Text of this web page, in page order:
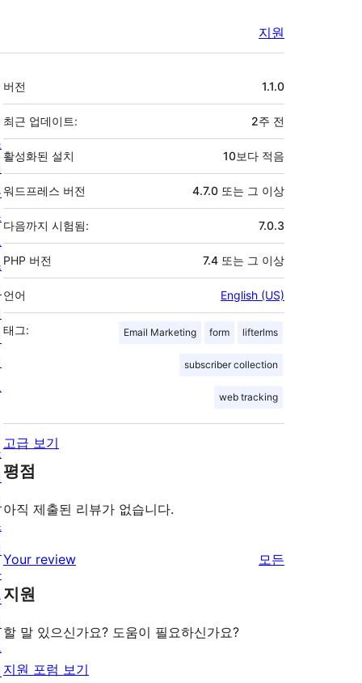
지원
기
초
버전 1.1.0
최근 업데이트: 2주 전
활성화된 설치 10보다 적음
워드프레스 버전 4.7.0 또는 그 이상
다음까지 시험됨: 7.0.3
PHP 버전 7.4 또는 그 이상
언어 English (US)
태그: Email Marketing form lifterlms
subscriber collection
web tracking
고급 보기
평점
아직 제출된 리뷰가 없습니다.
Your review 모든
지원
할 말 있으신가요? 도움이 필요하신가요?
지원 포럼 보기